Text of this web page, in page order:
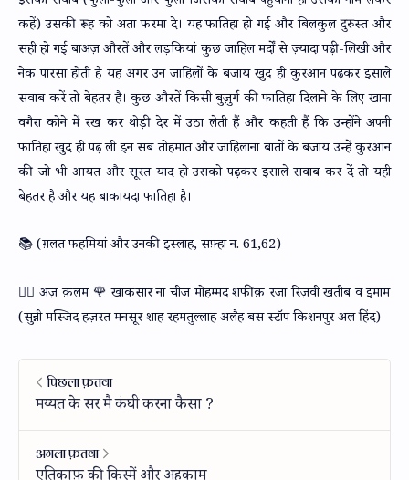
कहें) उसकी रूह को अता फरमा दे। यह फातिहा हो गई और बिलकुल दुरुस्त और
सही हो गई बाअज़ औरतें और लड़कियां कुछ जाहिल मर्दों से ज़्यादा पढ़ी-लिखी और
नेक पारसा होती है यह अगर उन जाहिलों के बजाय खुद ही कुरआन पढ़कर इसाले
सवाब करें तो बेहतर है। कुछ औरतें किसी बुज़ुर्ग की फातिहा दिलाने के लिए खाना
वगैरा कोने में रख कर थोड़ी देर में उठा लेती हैं और कहती हैं कि उन्होंने अपनी
फातिहा खुद ही पढ़ ली इन सब तोहमात और जाहिलाना बातों के बजाय उन्हें कुरआन
की जो भी आयत और सूरत याद हो उसको पढ़कर इसाले सवाब कर दें तो यही
बेहतर है और यह बाकायदा फातिहा है।
📚 (ग़लत फहमियां और उनकी इस्लाह, सफ़्हा न. 61,62)
✍🏻 अज़ क़लम 🌹 खाकसार ना चीज़ मोहम्मद शफीक़ रज़ा रिज़वी खतीब व इमाम
(सुन्नी मस्जिद हज़रत मनसूर शाह रहमतुल्लाह अलैह बस स्टॉप किशनपुर अल हिंद)